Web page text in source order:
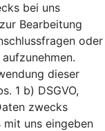
bei uns
Bearbeitung
oder
dieser
1 b) DSGVO,
zwecks
mit uns eingeben